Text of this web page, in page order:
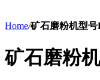
Home/矿石磨粉机型号
矿石磨粉